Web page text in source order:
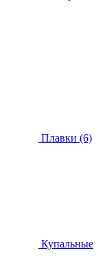
Плавки (6)
Купальные